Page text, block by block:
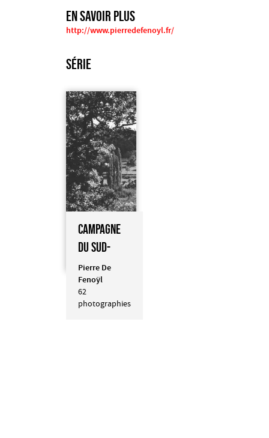
EN SAVOIR PLUS
http://www.pierredefenoyl.fr/
SÉRIE
CAMPAGNE
DU SUD-
OUEST
Pierre De
Fenoÿl
62
photographies